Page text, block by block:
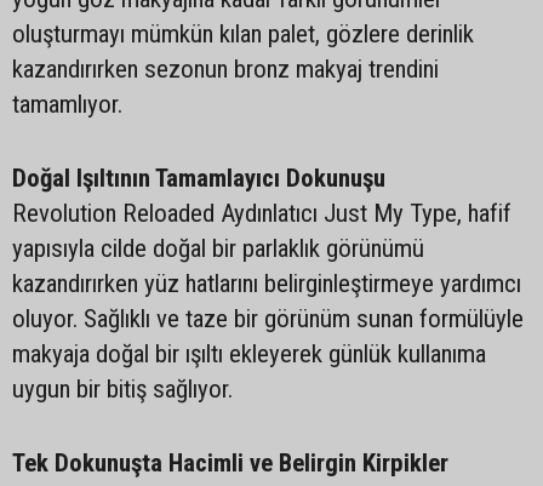
oluşturmayı mümkün kılan palet, gözlere derinlik
kazandırırken sezonun bronz makyaj trendini
tamamlıyor.
Doğal Işıltının Tamamlayıcı Dokunuşu
Revolution Reloaded Aydınlatıcı Just My Type, hafif
yapısıyla cilde doğal bir parlaklık görünümü
kazandırırken yüz hatlarını belirginleştirmeye yardımcı
oluyor. Sağlıklı ve taze bir görünüm sunan formülüyle
makyaja doğal bir ışıltı ekleyerek günlük kullanıma
uygun bir bitiş sağlıyor.
Tek Dokunuşta Hacimli ve Belirgin Kirpikler